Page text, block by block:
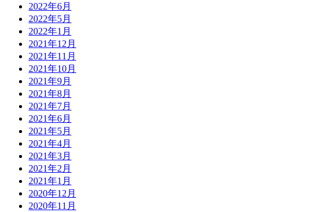
2022年6月
2022年5月
2022年1月
2021年12月
2021年11月
2021年10月
2021年9月
2021年8月
2021年7月
2021年6月
2021年5月
2021年4月
2021年3月
2021年2月
2021年1月
2020年12月
2020年11月